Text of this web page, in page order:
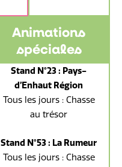
Animations
spéciales
Stand N°23 : Pays-
d’Enhaut Région
Tous les jours : Chasse
au trésor
Stand N°53 : La Rumeur
Tous les jours : Chasse